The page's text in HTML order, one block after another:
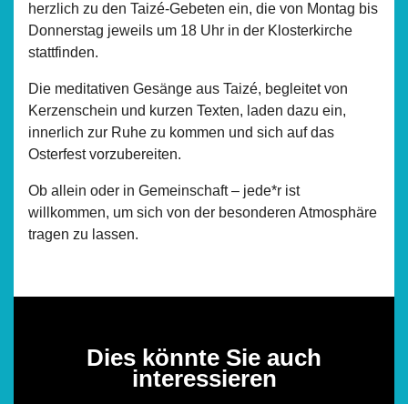
herzlich zu den Taizé-Gebeten ein, die von Montag bis
Donnerstag jeweils um 18 Uhr in der Klosterkirche
stattfinden.
Die meditativen Gesänge aus Taizé, begleitet von
Kerzenschein und kurzen Texten, laden dazu ein,
innerlich zur Ruhe zu kommen und sich auf das
Osterfest vorzubereiten.
Ob allein oder in Gemeinschaft – jede*r ist
willkommen, um sich von der besonderen Atmosphäre
tragen zu lassen.
Dies könnte Sie auch
interessieren